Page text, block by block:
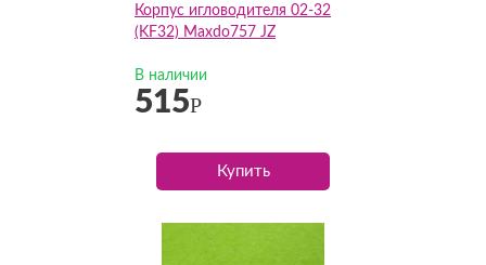
Корпус игловодителя 02-32
(KF32) Maxdo757 JZ
В наличии
515Р
Купить